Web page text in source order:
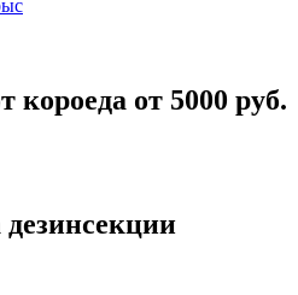
короеда от 5000 руб.
дезинсекции